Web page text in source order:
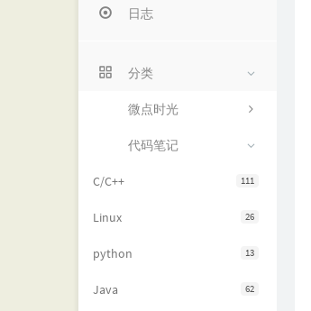
日志
分类
微点时光
代码笔记
111
C/C++
26
Linux
13
python
62
Java